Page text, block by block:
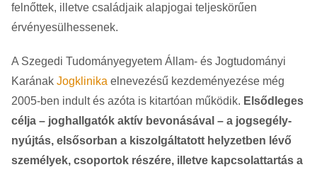
felnőttek, illetve családjaik alapjogai teljeskörűen
érvényesülhessenek.
A Szegedi Tudományegyetem Állam- és Jogtudományi
Karának Jogklinika elnevezésű kezdeményezése még
2005-ben indult és azóta is kitartóan működik. Elsődleges
célja – joghallgatók aktív bevonásával – a jogsegély-
nyújtás, elsősorban a kiszolgáltatott helyzetben lévő
személyek, csoportok részére, illetve kapcsolattartás a